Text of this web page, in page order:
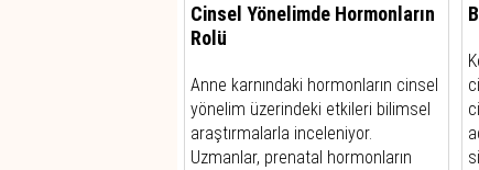
Cinsel Yönelimde Hormonların
Rolü
Anne karnındaki hormonların cinsel
yönelim üzerindeki etkileri bilimsel
araştırmalarla inceleniyor.
Uzmanlar, prenatal hormonların